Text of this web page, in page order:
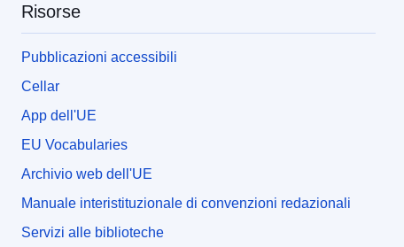
Risorse
Pubblicazioni accessibili
Cellar
App dell'UE
EU Vocabularies
Archivio web dell'UE
Manuale interistituzionale di convenzioni redazionali
Servizi alle biblioteche